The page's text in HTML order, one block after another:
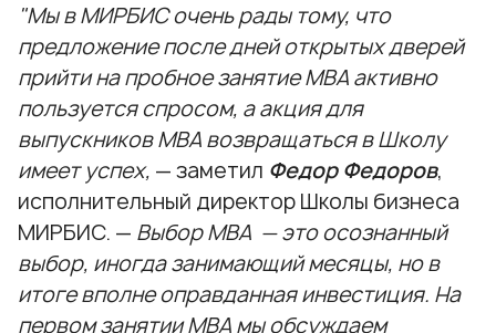
"Мы в МИРБИС очень рады тому, что
предложение после дней открытых дверей
прийти на пробное занятие МВА активно
пользуется спросом, а акция для
выпускников МВА возвращаться в Школу
имеет успех, — заметил Федор Федоров,
исполнительный директор Школы бизнеса
МИРБИС. — Выбор МВА — это осознанный
выбор, иногда занимающий месяцы, но в
итоге вполне оправданная инвестиция. На
первом занятии МВА мы обсуждаем